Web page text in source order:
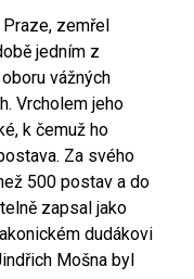
Praze, zemřel
jedním z
vážných
Vrcholem jeho
k čemuž ho
Za svého
500 postav a do
zapsal jako
dudákovi
Mošna byl